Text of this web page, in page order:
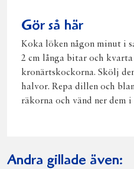
Gör så här
Koka löken någon minut i
2 cm långa bitar och
kronärtskockorna. Skölj
halvor. Repa dillen och
räkorna och vänd ner dem i
Andra gillade även: